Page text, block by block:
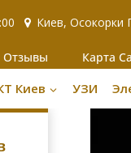
Киев, Осокорки
Отзывы Карта
Киев УЗИ